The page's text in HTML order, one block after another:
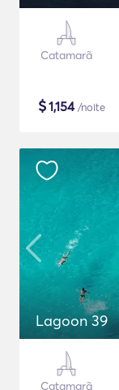
Catamarã
$1,154/noite
Lagoon 39
Catamarã